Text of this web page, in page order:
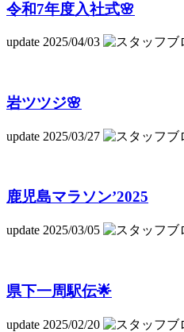
令和7年度入社式🌸
update 2025/04/03
岩ツツジ🌸
update 2025/03/27
鹿児島マラソン’2025
update 2025/03/05
県下一周駅伝🌟
update 2025/02/20